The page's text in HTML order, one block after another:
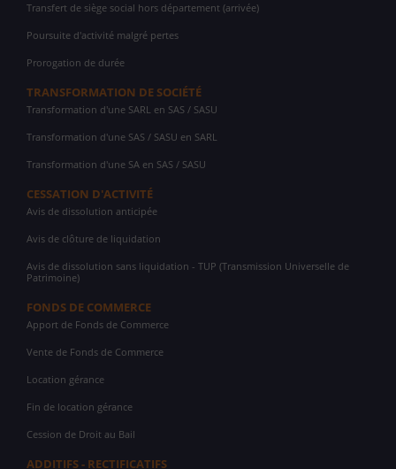
Transfert de siège social hors département (arrivée)
Poursuite d'activité malgré pertes
Prorogation de durée
TRANSFORMATION DE SOCIÉTÉ
Transformation d'une SARL en SAS / SASU
Transformation d'une SAS / SASU en SARL
Transformation d'une SA en SAS / SASU
CESSATION D'ACTIVITÉ
Avis de dissolution anticipée
Avis de clôture de liquidation
Avis de dissolution sans liquidation - TUP (Transmission Universelle de
Patrimoine)
FONDS DE COMMERCE
Apport de Fonds de Commerce
Vente de Fonds de Commerce
Location gérance
Fin de location gérance
Cession de Droit au Bail
ADDITIFS - RECTIFICATIFS